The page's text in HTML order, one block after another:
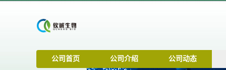
公司首页 公司介绍 公司动态